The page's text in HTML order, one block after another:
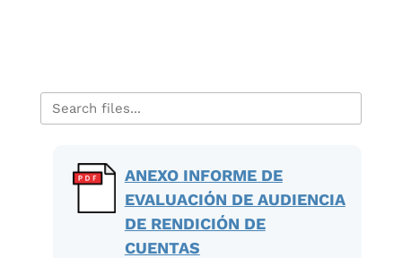
ANEXO INFORME DE
EVALUACIÓN DE AUDIENCIA
DE RENDICIÓN DE
CUENTAS